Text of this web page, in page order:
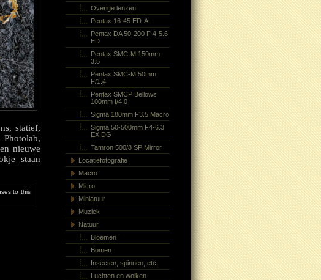
statief,
nieuwe
staan
to this
Overige lenzen
Pentax 16-45 ED-AL
Pentax DA 50-200 F 4-5.6
ED
Pentax SMC-M 150mm
3.5
Pentax SMC-M 50mm
F/1.4
Pentax SMCP Bellows
100mm f/4.0
Sigma 180mm F3.5 Macro
Sigma 50-500mm F4-6.3
EX DG
Tamron 500/8 SP Mirror
Locatiefotografie
Macro
Micro
Miniatuur
Muziek
Natuur
Bloemen
Bomen
Insecten, spinnen, etc.
Luchten en wolken